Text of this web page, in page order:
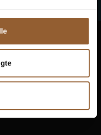
Museen
lebendig
Museen